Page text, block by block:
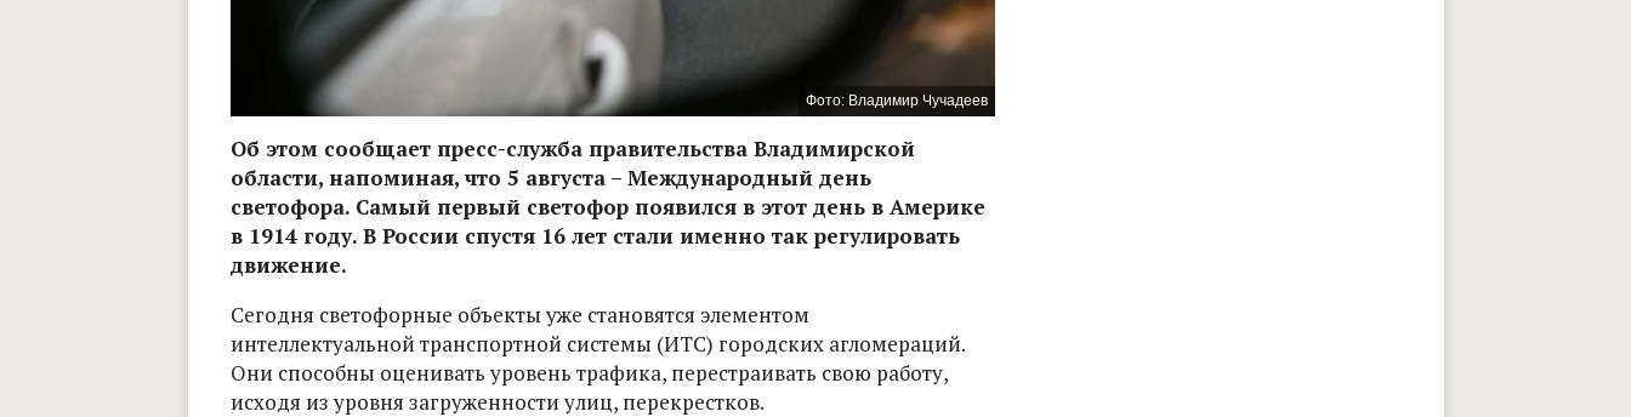
Фото: Владимир Чучадеев
Об этом сообщает пресс-служба правительства Владимирской
области, напоминая, что 5 августа – Международный день
светофора. Самый первый светофор появился в этот день в Америке
в 1914 году. В России спустя 16 лет стали именно так регулировать
движение.
Сегодня светофорные объекты уже становятся элементом
интеллектуальной транспортной системы (ИТС) городских агломераций.
Они способны оценивать уровень трафика, перестраивать свою работу,
исходя из уровня загруженности улиц, перекрестков.